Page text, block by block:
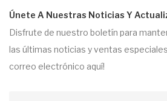
Únete A Nuestras Noticias Y
Disfrute de nuestro boletín para
las últimas noticias y ventas
correo electrónico aquí!